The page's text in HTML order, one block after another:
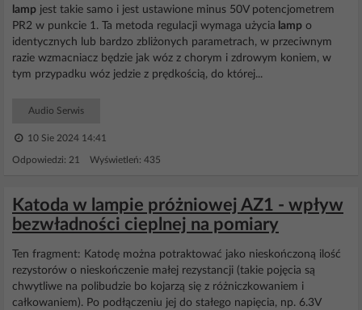
lamp jest takie samo i jest ustawione minus 50V potencjometrem
PR2 w punkcie 1. Ta metoda regulacji wymaga użycia lamp o
identycznych lub bardzo zbliżonych parametrach, w przeciwnym
razie wzmacniacz będzie jak wóz z chorym i zdrowym koniem, w
tym przypadku wóz jedzie z prędkością, do której...
Audio Serwis
10 Sie 2024 14:41
Odpowiedzi: 21 Wyświetleń: 435
Katoda w lampie próżniowej AZ1 - wpływ
bezwładności cieplnej na pomiary
Ten fragment: Katodę można potraktować jako nieskończoną ilość
rezystorów o nieskończenie małej rezystancji (takie pojęcia są
chwytliwe na polibudzie bo kojarzą się z różniczkowaniem i
całkowaniem). Po podłączeniu jej do stałego napięcia, np. 6.3V